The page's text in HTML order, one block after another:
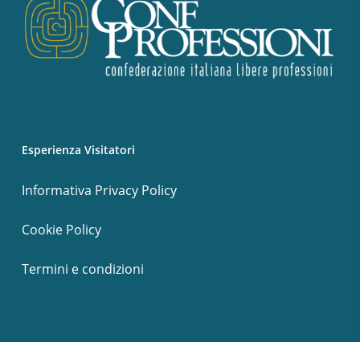
Esperienza Visitatori
Informativa Privacy Policy
Cookie Policy
Termini e condizioni